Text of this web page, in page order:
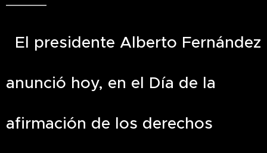
El presidente Alberto Fernández
anunció hoy, en el Día de la
afirmación de los derechos